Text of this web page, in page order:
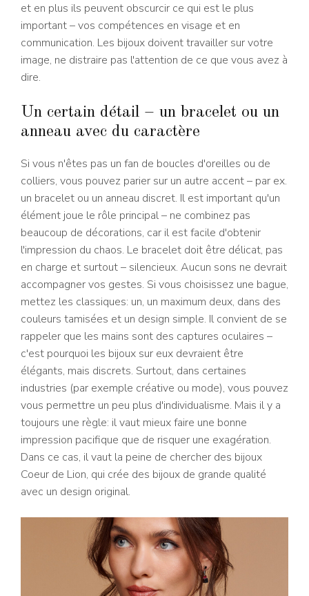
et en plus ils peuvent obscurcir ce qui est le plus
important – vos compétences en visage et en
communication. Les bijoux doivent travailler sur votre
image, ne distraire pas l'attention de ce que vous avez à
dire.
Un certain détail – un bracelet ou un
anneau avec du caractère
Si vous n'êtes pas un fan de boucles d'oreilles ou de
colliers, vous pouvez parier sur un autre accent – par ex.
un bracelet ou un anneau discret. Il est important qu'un
élément joue le rôle principal – ne combinez pas
beaucoup de décorations, car il est facile d'obtenir
l'impression du chaos. Le bracelet doit être délicat, pas
en charge et surtout – silencieux. Aucun sons ne devrait
accompagner vos gestes. Si vous choisissez une bague,
mettez les classiques: un, un maximum deux, dans des
couleurs tamisées et un design simple. Il convient de se
rappeler que les mains sont des captures oculaires –
c'est pourquoi les bijoux sur eux devraient être
élégants, mais discrets. Surtout, dans certaines
industries (par exemple créative ou mode), vous pouvez
vous permettre un peu plus d'individualisme. Mais il y a
toujours une règle: il vaut mieux faire une bonne
impression pacifique que de risquer une exagération.
Dans ce cas, il vaut la peine de chercher des bijoux
Coeur de Lion, qui crée des bijoux de grande qualité
avec un design original.